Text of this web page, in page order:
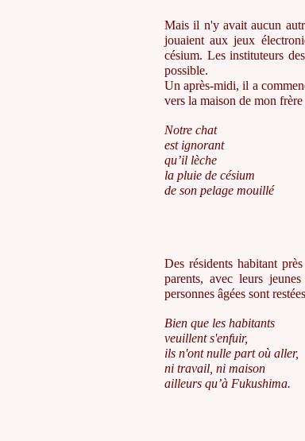
Mais il n'y avait aucun
jouaient aux jeux
césium. Les instituteurs
possible.
Un après-midi, il a
vers la maison de mon
Notre chat
est ignorant
qu’il lèche
la pluie de césium
de son pelage mouillé
Des résidents habitant
parents, avec leurs
personnes âgées sont
Bien que les habitants
veuillent s'enfuir,
ils n'ont nulle part où aller,
ni travail, ni maison
ailleurs qu’à Fukushima.